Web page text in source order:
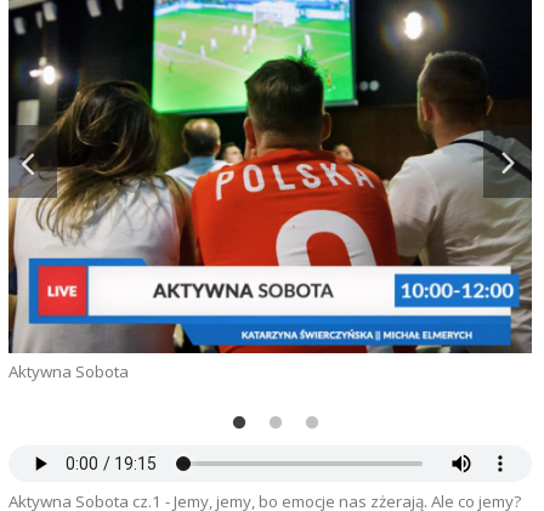
Aktywna Sobota
Aktywna Sobota cz.1 - Jemy, jemy, bo emocje nas zżerają. Ale co jemy?